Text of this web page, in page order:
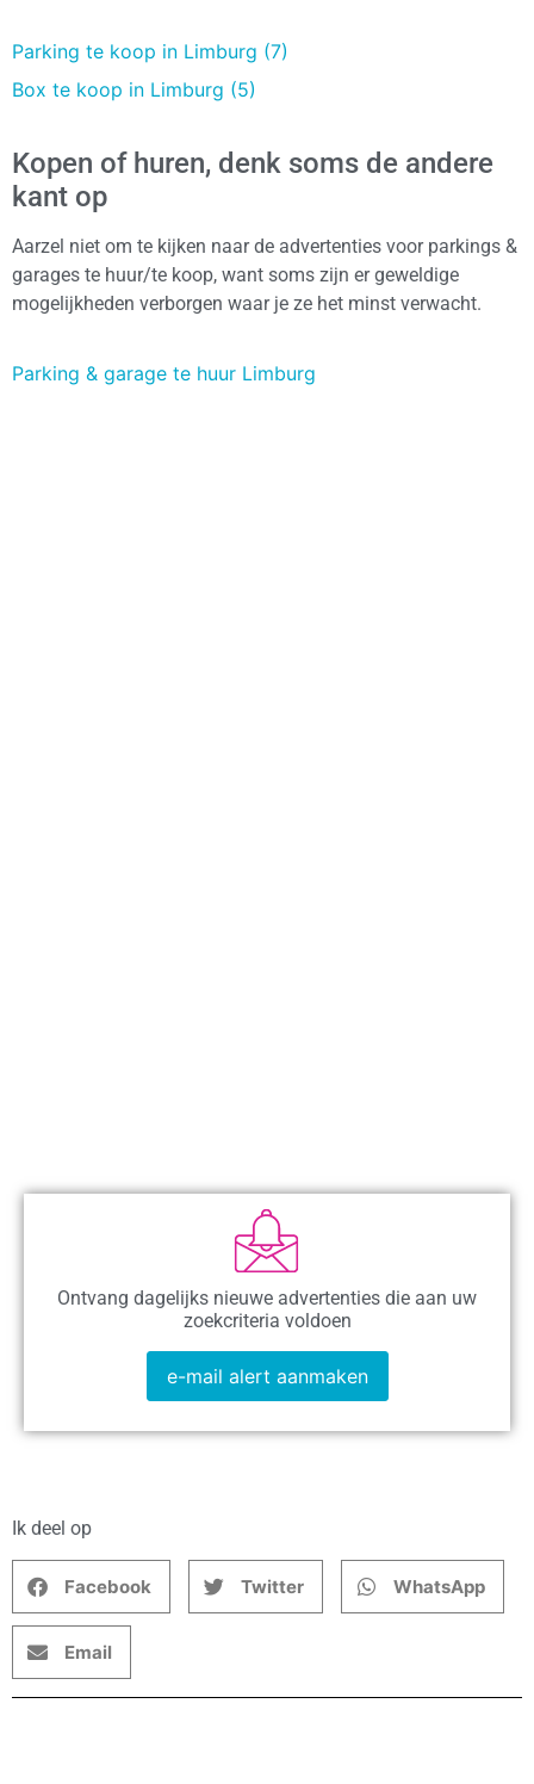
Parking te koop in Limburg (7)
Box te koop in Limburg (5)
Kopen of huren, denk soms de andere
kant op
Aarzel niet om te kijken naar de advertenties voor parkings &
garages te huur/te koop, want soms zijn er geweldige
mogelijkheden verborgen waar je ze het minst verwacht.
Parking & garage te huur Limburg
Ontvang dagelijks nieuwe advertenties die aan uw
zoekcriteria voldoen
e-mail alert aanmaken
Ik deel op
Facebook Twitter WhatsApp
Email